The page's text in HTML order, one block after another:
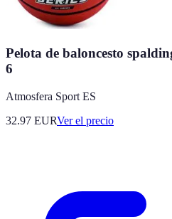
Pelota de baloncesto
6
Atmosfera Sport ES
32.97 EURVer el precio